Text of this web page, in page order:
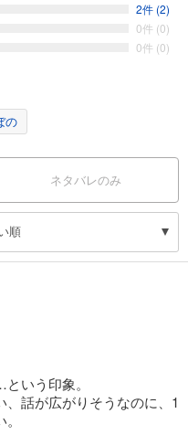
2件 (2)
0件 (0)
0件 (0)
の
ネタバレのみ
順
いう印象。
話が広がりそうなのに、1